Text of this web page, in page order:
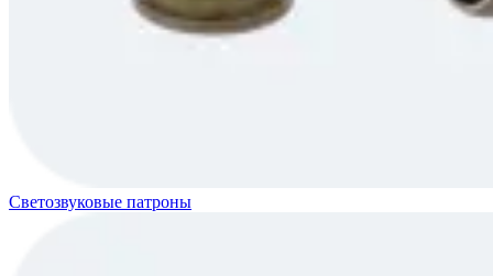
Светозвуковые патроны